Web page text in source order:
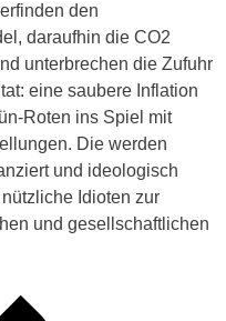
den
daraufhin die CO2
unterbrechen die Zufuhr
eine saubere Inflation
Roten ins Spiel mit
Die werden
und ideologisch
Idioten zur
und gesellschaftlichen